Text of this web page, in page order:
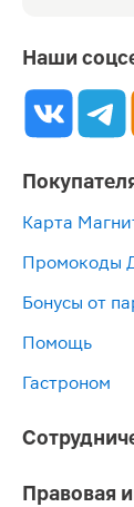
Наши
Карта
Промокоды
Бонусы от
Помощь
Гастроном
Правовая